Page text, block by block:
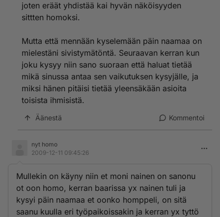
joten eräät yhdistää kai hyvän näköisyyden
sittten homoksi.
Mutta että mennään kyselemään päin naamaa on
mielestäni sivistymätöntä. Seuraavan kerran kun
joku kysyy niin sano suoraan että haluat tietää
mikä sinussa antaa sen vaikutuksen kysyjälle, ja
miksi hänen pitäisi tietää yleensäkään asioita
toisista ihmisistä.
Äänestä Kommentoi
nyt homo
2009-12-11 09:45:26
Mullekin on käyny niin et moni nainen on sanonu
ot oon homo, kerran baarissa yx nainen tuli ja
kysyi päin naamaa et oonko homppeli, on sitä
saanu kuulla eri työpaikoissakin ja kerran yx tyttö